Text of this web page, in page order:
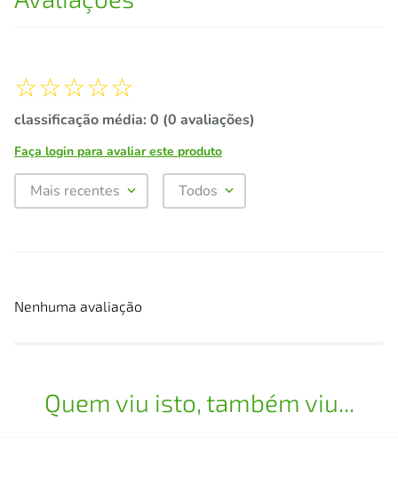
☆☆☆☆☆
classificação média: 0 (0 avaliações)
Faça login para avaliar este produto
Mais recentes Todos
Nenhuma avaliação
Quem viu isto, também viu...